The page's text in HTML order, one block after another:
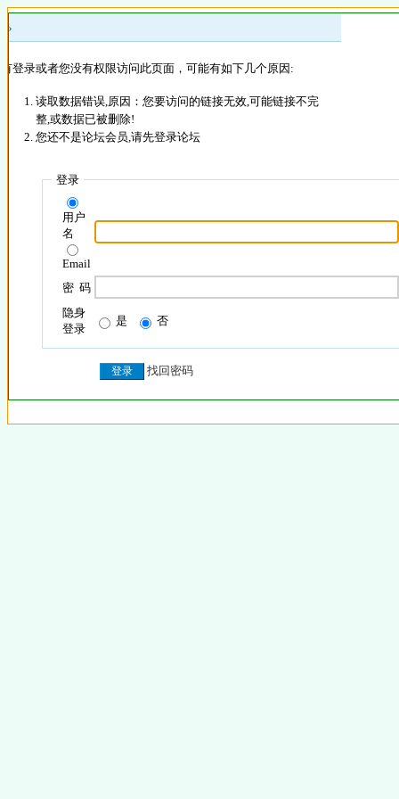
»
登录或者您没有权限访问此页面，可能有如下几个原因:
读取数据错误,原因：您要访问的链接无效,可能链接不完
整,或数据已被删除!
您还不是论坛会员,请先登录论坛
登录
用户
名
Email
密 码
隐身
登录
是 否
找回密码